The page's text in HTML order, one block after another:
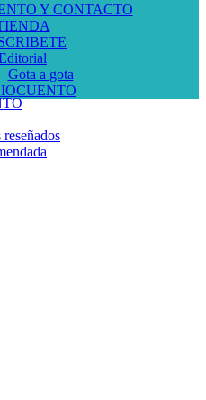
Y CONTACTO
Gota a gota